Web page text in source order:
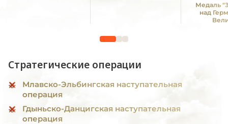
Медаль
над
Стратегические операции
Млавско-Эльбингская наступательная
операция
Гдыньско-Данцигская наступательная
операция